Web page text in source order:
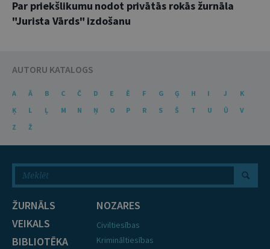
Par priekšlikumu nodot privātās rokās žurnāla
"Jurista Vārds" izdošanu
AUTORU KATALOGS
A Ā B C Č D E Ē F G Ģ H I J
K
Ķ
L Ļ M N Ņ O P R S Š T U Ū
V
Z
Ž
ŽURNĀLS
VEIKALS
BIBLIOTĒKA
NOZARES
Civiltiesības
Krimināltiesības